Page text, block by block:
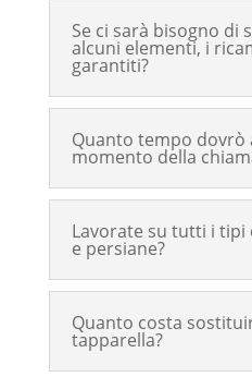
Se ci sarà bisogno di
alcuni elementi, i
garantiti?
Quanto tempo dovrò
momento della
Lavorate su tutti i tipi
e persiane?
Quanto costa
tapparella?